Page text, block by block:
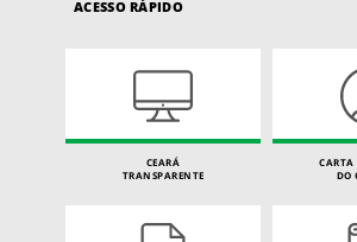
ACESSO RÁPIDO
CEARÁ
TRANSPARENTE
CARTA
DO